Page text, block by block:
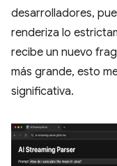
desarrolladores,
renderiza lo
recibe un nuevo
más grande, esto
significativa.